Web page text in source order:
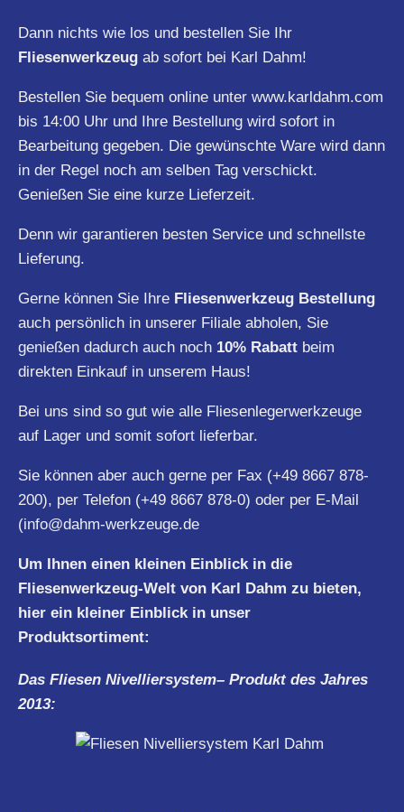
Dann nichts wie los und bestellen Sie Ihr
Fliesenwerkzeug ab sofort bei Karl Dahm!
Bestellen Sie bequem online unter www.karldahm.com
bis 14:00 Uhr und Ihre Bestellung wird sofort in
Bearbeitung gegeben. Die gewünschte Ware wird dann
in der Regel noch am selben Tag verschickt.
Genießen Sie eine kurze Lieferzeit.
Denn wir garantieren besten Service und schnellste
Lieferung.
Gerne können Sie Ihre Fliesenwerkzeug Bestellung
auch persönlich in unserer Filiale abholen, Sie
genießen dadurch auch noch 10% Rabatt beim
direkten Einkauf in unserem Haus!
Bei uns sind so gut wie alle Fliesenlegerwerkzeuge
auf Lager und somit sofort lieferbar.
Sie können aber auch gerne per Fax (+49 8667 878-
200), per Telefon (+49 8667 878-0) oder per E-Mail
(info@dahm-werkzeuge.de
Um Ihnen einen kleinen Einblick in die
Fliesenwerkzeug-Welt von Karl Dahm zu bieten,
hier ein kleiner Einblick in unser
Produktsortiment:
Das Fliesen Nivelliersystem– Produkt des Jahres
2013: